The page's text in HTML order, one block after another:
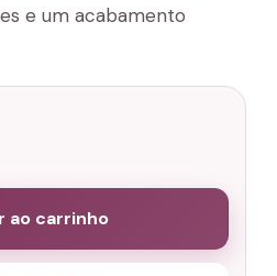
e um acabamento
ao carrinho